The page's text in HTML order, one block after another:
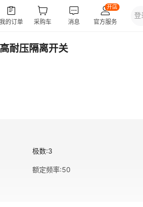
耐压隔离开关
极数:3
额定频率:50